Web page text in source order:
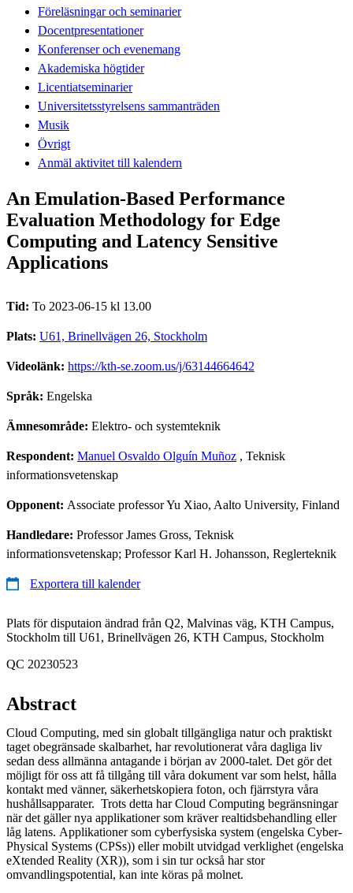
Föreläsningar och seminarier
Docentpresentationer
Konferenser och evenemang
Akademiska högtider
Licentiatseminarier
Universitetsstyrelsens sammanträden
Musik
Övrigt
Anmäl aktivitet till kalendern
An Emulation-Based Performance
Evaluation Methodology for Edge
Computing and Latency Sensitive
Applications
Tid: To 2023-06-15 kl 13.00
Plats: U61, Brinellvägen 26, Stockholm
Videolänk: https://kth-se.zoom.us/j/63144664642
Språk: Engelska
Ämnesområde: Elektro- och systemteknik
Respondent: Manuel Osvaldo Olguín Muñoz , Teknisk
informationsvetenskap
Opponent: Associate professor Yu Xiao, Aalto University, Finland
Handledare: Professor James Gross, Teknisk
informationsvetenskap; Professor Karl H. Johansson, Reglerteknik
Exportera till kalender
Plats för disputaion ändrad från Q2, Malvinas väg, KTH Campus,
Stockholm till U61, Brinellvägen 26, KTH Campus, Stockholm
QC 20230523
Abstract
Cloud Computing, med sin globalt tillgängliga natur och praktiskt
taget obegränsade skalbarhet, har revolutionerat våra dagliga liv
sedan dess allmänna antagande i början av 2000-talet. Det gör det
möjligt för oss att få tillgång till våra dokument var som helst, hålla
kontakt med vänner, säkerhetskopiera foton, och fjärrstyra våra
hushållsapparater. Trots detta har Cloud Computing begränsningar
när det gäller nya applikationer som kräver realtidsbehandling eller
låg latens. Applikationer som cyberfysiska system (engelska Cyber-
Physical Systems (CPSs)) eller mobilt utvidgad verklighet (engelska
eXtended Reality (XR)), som i sin tur också har stor
omvandlingspotential, kan inte köras på molnet.